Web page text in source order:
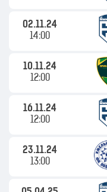
02.11.24
14:00
10.11.24
12:00
16.11.24
12:00
23.11.24
13:00